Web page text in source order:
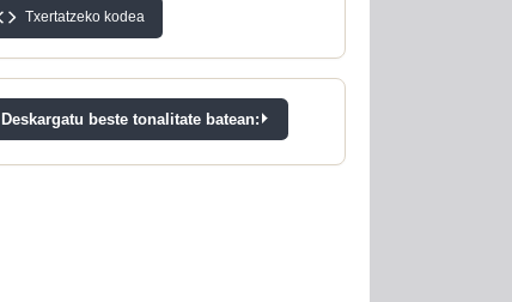
Txertatzeko kodea
Deskargatu beste tonalitate batean: